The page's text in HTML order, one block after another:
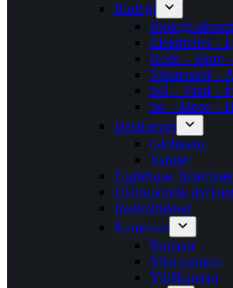
Biologi
Biologi-
Elektricitet –
Hede – Skov
Mennesket –
Sol – Vind –
Sø – Mose –
Datalogger
Globisens
Vernier
Fuglehuse,
Hydroponisk
Insektkrukker
Kameraer
Kamera
Mini printere
Vildtkamera